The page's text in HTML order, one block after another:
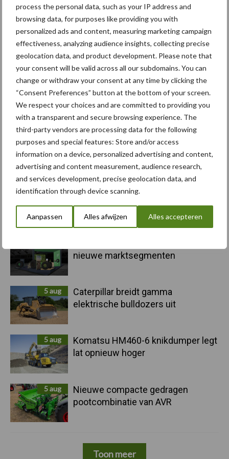
process the personal data, such as your IP address and
browsing data, for purposes like providing you with
personalized ads and content, measuring marketing campaign
effectiveness, analyzing audience insights, collecting precise
geolocation data, and product development. Please note that
your consent will be valid across all our subdomains. You can
change or withdraw your consent at any time by clicking the
“Consent Preferences” button at the bottom of your screen.
We respect your choices and are committed to providing you
with a transparent and secure browsing experience. The
third-party vendors are processing data for the following
purposes and special features: Store and/or access
information on a device, personalized advertising and content,
advertising and content measurement, audience research,
and services development, precise geolocation data, and
identification through device scanning.
Aanpassen Alles afwijzen Alles accepteren
Primaire
Sidebar
Recent nieuws Partner nieuws
6 aug
"Hoge verwachtingen van schijven
voor kouters"
nieuwe marktsegmenten
5 aug
Caterpillar breidt gamma
elektrische bulldozers uit
5 aug
Komatsu HM460-6 knikdumper legt
lat opnieuw hoger
5 aug
Nieuwe compacte gedragen
pootcombinatie van AVR
Toon meer
Beregening /
Irrigatie
Hakselen
Toon meer